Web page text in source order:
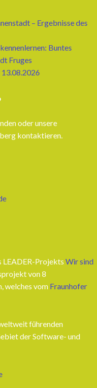
– Ergebnisse des
Buntes
Fruges
oder unsere
kontaktieren.
LEADER-Projekts Wir sind
von 8
welches vom Fraunhofer
führenden
der Software- und